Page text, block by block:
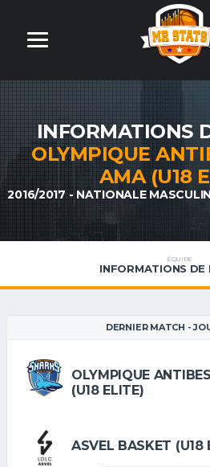
INFORMATIONS
OLYMPIQUE
AMA (U18
2016/2017 - NATIONALE
ÉQUIPE
INFORMATIONS DE
DERNIER MATCH -
OLYMPIQUE
(U18 ELITE)
ASVEL BASKET (U18